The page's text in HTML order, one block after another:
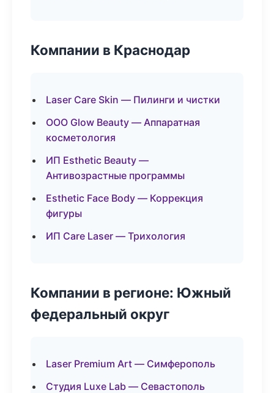
Компании в Краснодар
Laser Care Skin — Пилинги и чистки
ООО Glow Beauty — Аппаратная
косметология
ИП Esthetic Beauty —
Антивозрастные программы
Esthetic Face Body — Коррекция
фигуры
ИП Care Laser — Трихология
Компании в регионе: Южный
федеральный округ
Laser Premium Art — Симферополь
Студия Luxe Lab — Севастополь